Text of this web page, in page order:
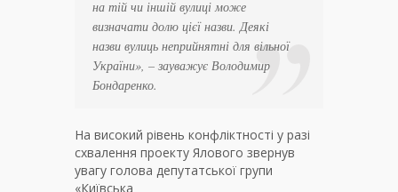
на тій чи іншій вулиці може
визначати долю цієї назви. Деякі
назви вулиць неприйнятні для вільної
України», – зауважує Володимир
Бондаренко.
На високий рівень конфліктності у разі
схвалення проекту Ялового звернув
увагу голова депутатської групи
«Київська